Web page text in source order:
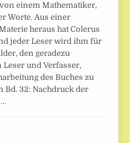
einem Mathematiker,
Worte. Aus einer
heraus hat Colerus
jeder Leser wird ihm für
den geradezu
und Verfasser,
des Buches zu
Bd. 32: Nachdruck der